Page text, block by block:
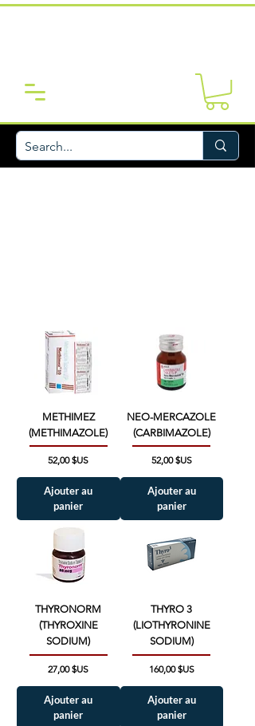
METHIMEZ
(METHIMAZOLE)
Prix
52,00 $US
Ajouter au
panier
NEO-MERCAZOLE
(CARBIMAZOLE)
Prix
52,00 $US
Ajouter au
panier
THYRONORM
(THYROXINE
SODIUM)
Prix
27,00 $US
Ajouter au
panier
THYRO 3
(LIOTHYRONINE
SODIUM)
Prix
160,00 $US
Ajouter au
panier